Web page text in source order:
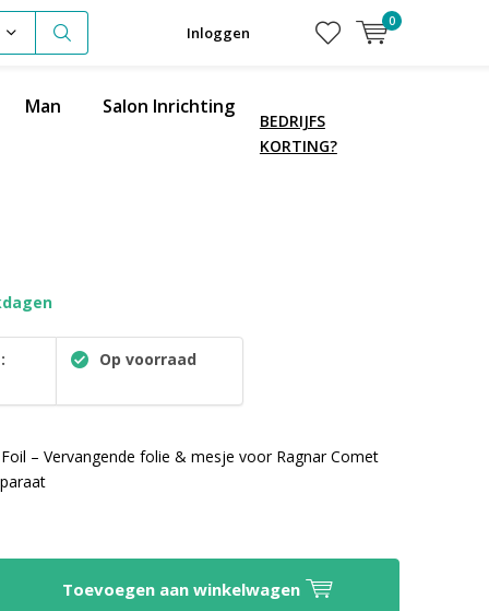
Inloggen
0
Man Salon Inrichting
BEDRIJFS
KORTING?
Op voorraad
– Vervangende folie & mesje voor Ragnar Comet
Toevoegen aan winkelwagen